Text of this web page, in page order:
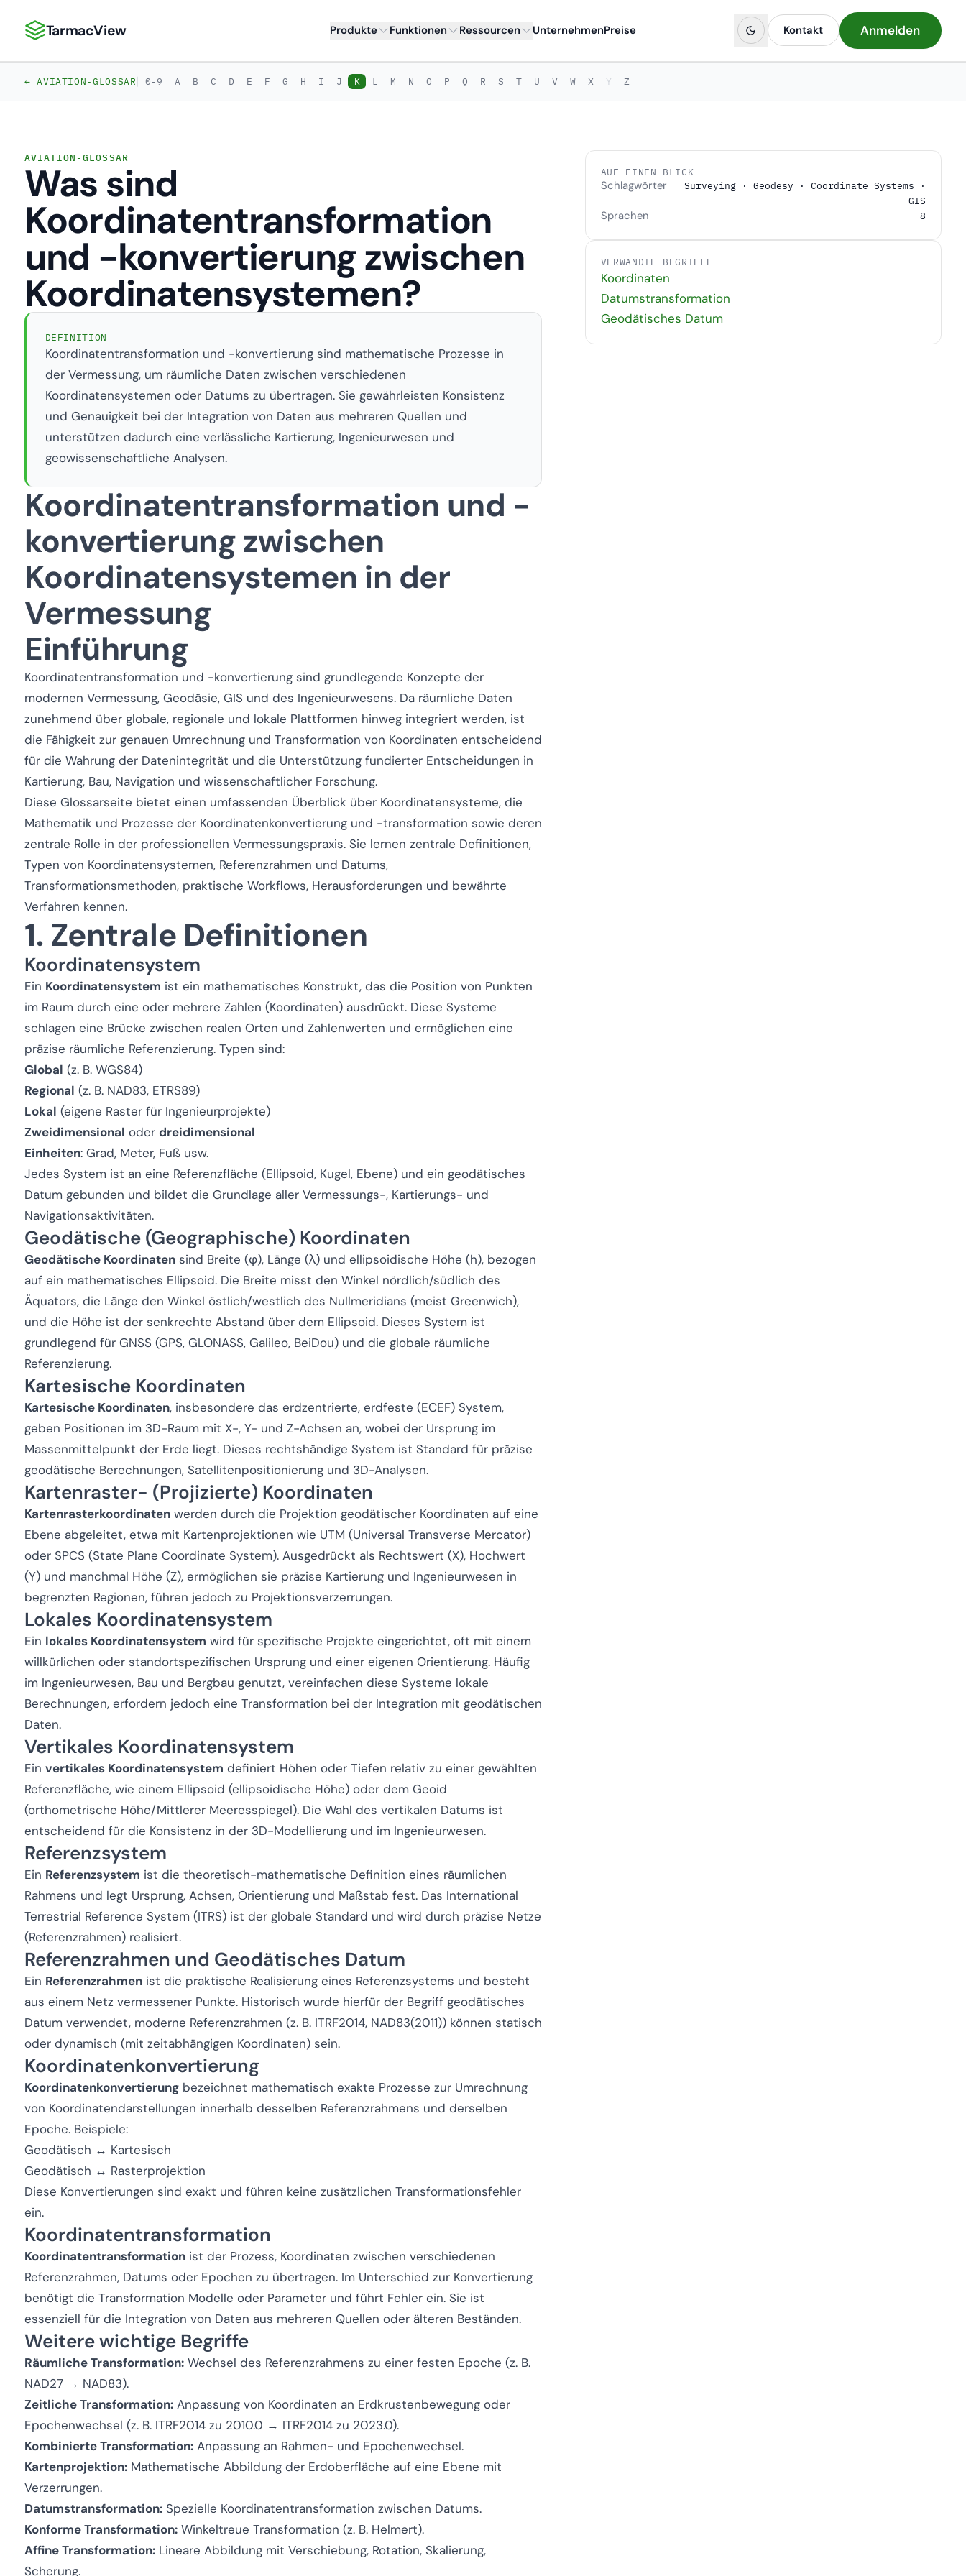
TarmacView: Präzisionsluftfahrtanalytik
TarmacView Produkte Funktionen Ressourcen UnternehmenPreise Kontakt Anmelden
← AVIATION-GLOSSAR| 0-9 A B C D E F G H I J K L M N O P Q R S T U V W X Y Z
AVIATION-GLOSSAR
Was sind
Koordinatentransformation
und -konvertierung zwischen
Koordinatensystemen?
DEFINITION
Koordinatentransformation und -konvertierung sind mathematische Prozesse in
der Vermessung, um räumliche Daten zwischen verschiedenen
Koordinatensystemen oder Datums zu übertragen. Sie gewährleisten Konsistenz
und Genauigkeit bei der Integration von Daten aus mehreren Quellen und
unterstützen dadurch eine verlässliche Kartierung, Ingenieurwesen und
geowissenschaftliche Analysen.
Koordinatentransformation und -
konvertierung zwischen
Koordinatensystemen in der
Vermessung
Einführung
Koordinatentransformation und -konvertierung sind grundlegende Konzepte der
modernen Vermessung, Geodäsie, GIS und des Ingenieurwesens. Da räumliche Daten
zunehmend über globale, regionale und lokale Plattformen hinweg integriert werden, ist
die Fähigkeit zur genauen Umrechnung und Transformation von Koordinaten entscheidend
für die Wahrung der Datenintegrität und die Unterstützung fundierter Entscheidungen in
Kartierung, Bau, Navigation und wissenschaftlicher Forschung.
Diese Glossarseite bietet einen umfassenden Überblick über Koordinatensysteme, die
Mathematik und Prozesse der Koordinatenkonvertierung und -transformation sowie deren
zentrale Rolle in der professionellen Vermessungspraxis. Sie lernen zentrale Definitionen,
Typen von Koordinatensystemen, Referenzrahmen und Datums,
Transformationsmethoden, praktische Workflows, Herausforderungen und bewährte
Verfahren kennen.
1. Zentrale Definitionen
Koordinatensystem
Ein Koordinatensystem ist ein mathematisches Konstrukt, das die Position von Punkten
im Raum durch eine oder mehrere Zahlen (Koordinaten) ausdrückt. Diese Systeme
schlagen eine Brücke zwischen realen Orten und Zahlenwerten und ermöglichen eine
präzise räumliche Referenzierung. Typen sind:
Global (z. B. WGS84)
Regional (z. B. NAD83, ETRS89)
Lokal (eigene Raster für Ingenieurprojekte)
Zweidimensional oder dreidimensional
Einheiten: Grad, Meter, Fuß usw.
Jedes System ist an eine Referenzfläche (Ellipsoid, Kugel, Ebene) und ein geodätisches
Datum gebunden und bildet die Grundlage aller Vermessungs-, Kartierungs- und
Navigationsaktivitäten.
Geodätische (Geographische) Koordinaten
Geodätische Koordinaten sind Breite (φ), Länge (λ) und ellipsoidische Höhe (h), bezogen
auf ein mathematisches Ellipsoid. Die Breite misst den Winkel nördlich/südlich des
Äquators, die Länge den Winkel östlich/westlich des Nullmeridians (meist Greenwich),
und die Höhe ist der senkrechte Abstand über dem Ellipsoid. Dieses System ist
grundlegend für GNSS (GPS, GLONASS, Galileo, BeiDou) und die globale räumliche
Referenzierung.
Kartesische Koordinaten
Kartesische Koordinaten, insbesondere das erdzentrierte, erdfeste (ECEF) System,
geben Positionen im 3D-Raum mit X-, Y- und Z-Achsen an, wobei der Ursprung im
Massenmittelpunkt der Erde liegt. Dieses rechtshändige System ist Standard für präzise
geodätische Berechnungen, Satellitenpositionierung und 3D-Analysen.
Kartenraster- (Projizierte) Koordinaten
Kartenrasterkoordinaten werden durch die Projektion geodätischer Koordinaten auf eine
Ebene abgeleitet, etwa mit Kartenprojektionen wie UTM (Universal Transverse Mercator)
oder SPCS (State Plane Coordinate System). Ausgedrückt als Rechtswert (X), Hochwert
(Y) und manchmal Höhe (Z), ermöglichen sie präzise Kartierung und Ingenieurwesen in
begrenzten Regionen, führen jedoch zu Projektionsverzerrungen.
Lokales Koordinatensystem
Ein lokales Koordinatensystem wird für spezifische Projekte eingerichtet, oft mit einem
willkürlichen oder standortspezifischen Ursprung und einer eigenen Orientierung. Häufig
im Ingenieurwesen, Bau und Bergbau genutzt, vereinfachen diese Systeme lokale
Berechnungen, erfordern jedoch eine Transformation bei der Integration mit geodätischen
Daten.
Vertikales Koordinatensystem
Ein vertikales Koordinatensystem definiert Höhen oder Tiefen relativ zu einer gewählten
Referenzfläche, wie einem Ellipsoid (ellipsoidische Höhe) oder dem Geoid
(orthometrische Höhe/Mittlerer Meeresspiegel). Die Wahl des vertikalen Datums ist
entscheidend für die Konsistenz in der 3D-Modellierung und im Ingenieurwesen.
Referenzsystem
Ein Referenzsystem ist die theoretisch-mathematische Definition eines räumlichen
Rahmens und legt Ursprung, Achsen, Orientierung und Maßstab fest. Das International
Terrestrial Reference System (ITRS) ist der globale Standard und wird durch präzise Netze
(Referenzrahmen) realisiert.
Referenzrahmen und Geodätisches Datum
Ein Referenzrahmen ist die praktische Realisierung eines Referenzsystems und besteht
aus einem Netz vermessener Punkte. Historisch wurde hierfür der Begriff geodätisches
Datum verwendet, moderne Referenzrahmen (z. B. ITRF2014, NAD83(2011)) können statisch
oder dynamisch (mit zeitabhängigen Koordinaten) sein.
Koordinatenkonvertierung
Koordinatenkonvertierung bezeichnet mathematisch exakte Prozesse zur Umrechnung
von Koordinatendarstellungen innerhalb desselben Referenzrahmens und derselben
Epoche. Beispiele:
Geodätisch ↔ Kartesisch
Geodätisch ↔ Rasterprojektion
Diese Konvertierungen sind exakt und führen keine zusätzlichen Transformationsfehler
ein.
Koordinatentransformation
Koordinatentransformation ist der Prozess, Koordinaten zwischen verschiedenen
Referenzrahmen, Datums oder Epochen zu übertragen. Im Unterschied zur Konvertierung
benötigt die Transformation Modelle oder Parameter und führt Fehler ein. Sie ist
essenziell für die Integration von Daten aus mehreren Quellen oder älteren Beständen.
Weitere wichtige Begriffe
Räumliche Transformation: Wechsel des Referenzrahmens zu einer festen Epoche (z. B.
NAD27 → NAD83).
Zeitliche Transformation: Anpassung von Koordinaten an Erdkrustenbewegung oder
Epochenwechsel (z. B. ITRF2014 zu 2010.0 → ITRF2014 zu 2023.0).
Kombinierte Transformation: Anpassung an Rahmen- und Epochenwechsel.
Kartenprojektion: Mathematische Abbildung der Erdoberfläche auf eine Ebene mit
Verzerrungen.
Datumstransformation: Spezielle Koordinatentransformation zwischen Datums.
Konforme Transformation: Winkeltreue Transformation (z. B. Helmert).
Affine Transformation: Lineare Abbildung mit Verschiebung, Rotation, Skalierung,
Scherung.
AUF EINEN BLICK
Schlagwörter
Surveying · Geodesy · Coordinate Systems ·
GIS
Sprachen 8
VERWANDTE BEGRIFFE
Koordinaten
Datumstransformation
Geodätisches Datum